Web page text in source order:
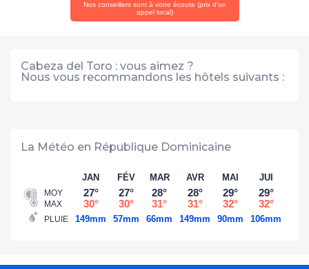
Nos conseillers sont à votre écoute (prix d'un
appel local)
Cabeza del Toro : vous aimez ?
Nous vous recommandons les hôtels suivants :
La Météo en République Dominicaine
MOY
MAX
PLUIE
JAN
27°
30°
149mm
FÉV
27°
30°
57mm
MAR
28°
31°
66mm
AVR
28°
31°
149mm
MAI
29°
32°
90mm
JUI
29°
32°
106mm